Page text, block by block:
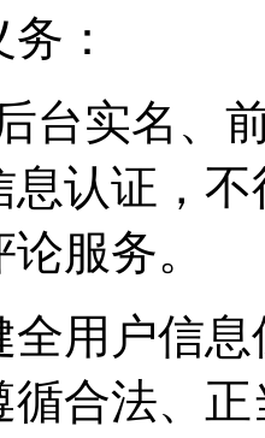
：
台实名、
息认证，
服务。
全用户信
循合法、